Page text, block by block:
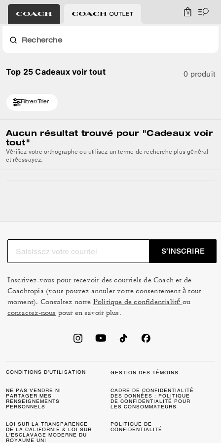
0
Recherche
Top 25 Cadeaux voir tout 0 produit
Filtrer/Trier
Aucun résultat trouvé pour "Cadeaux voir
tout"
Vérifiez votre orthographe ou utilisez un terme de recherche plus général
et réessayez.
S’INSCRIRE
Inscrivez-vous pour recevoir des courriels de Coach et de
Coachtopia (vous pouvez annuler votre consentement à tout
moment). Consultez notre Politique de confidentialité ou
contactez-nous pour en savoir plus.
CONDITIONS D’UTILISATION GESTION DES TÉMOINS
NE PAS VENDRE NI
PARTAGER MES
RENSEIGNEMENTS
PERSONNELS
CADRE DE CONFIDENTIALITÉ
DES DONNÉES : POLITIQUE
DE CONFIDENTIALITÉ POUR
LES CONSOMMATEURS
LOI SUR LA TRANSPARENCE
DE LA CALIFORNIE & LOI SUR
L’ESCLAVAGE MODERNE DU
ROYAUME UNI
POLITIQUE DE
CONFIDENTIALITÉ